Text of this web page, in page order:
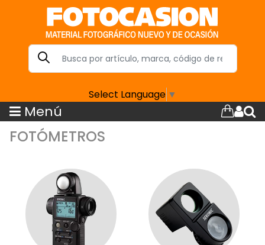
Select Language ▼
Menú
FOTÓMETROS